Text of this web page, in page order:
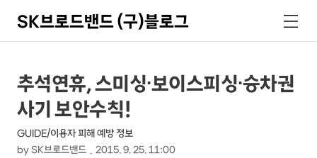
SK브로드밴드 (구)블로그
색
메
뉴
상
세
컨
텐
본
문
제
목
추석연휴, 스미싱∙보이스피싱∙승차권
사기 보안수칙!
GUIDE/이용자 피해 예방 정보
by SK브로드밴드 2015. 9. 25. 11:00